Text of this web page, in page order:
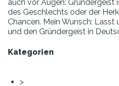
auch vor Augen: Gründergeist
des Geschlechts oder der
Chancen. Mein Wunsch:
und den Gründergeist in
Kategorien